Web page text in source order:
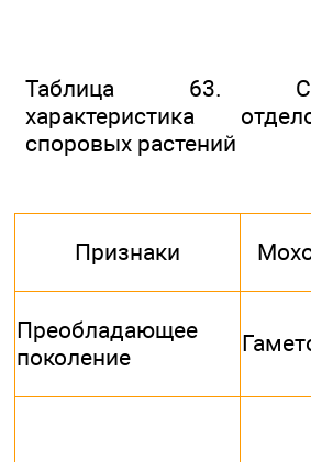
Таблица 63.
характеристика
споровых растений
Признаки
Преобладающее
поколение